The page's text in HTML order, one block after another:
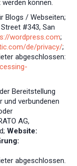
können.
Blogs / Webseiten;
#343, San
wordpress.com;
de/privacy/;
abgeschlossen:
Bereitstellung
verbundenen
AG,
Website:
abgeschlossen.